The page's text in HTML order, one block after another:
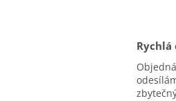
Rychlá